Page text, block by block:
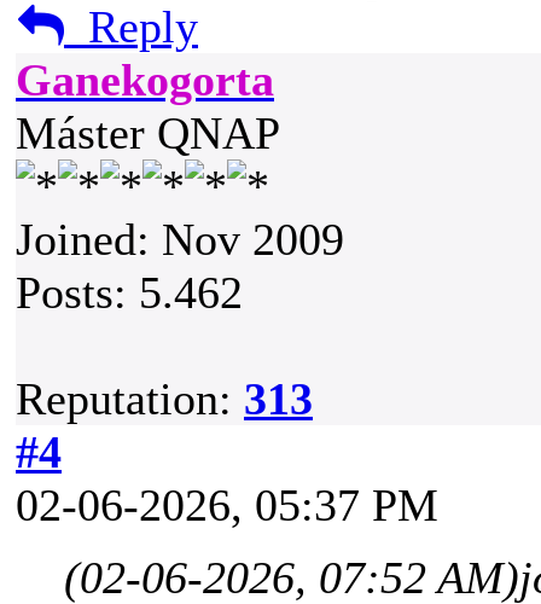
Reply
Ganekogorta
Máster QNAP
Joined: Nov 2009
Posts: 5.462
Reputation: 313
#4
02-06-2026, 05:37 PM
(02-06-2026, 07:52 AM)